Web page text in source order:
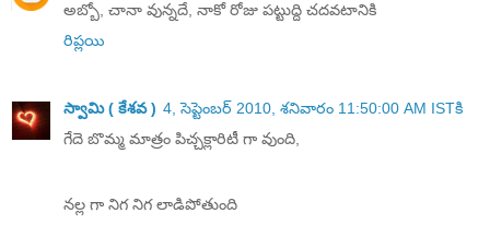
అబ్బో, చానా వున్నదే, నాకో రోజు పట్టుద్ది చదవటానికి
రిప్లయి
స్వామి ( కేశవ ) 4, సెప్టెంబర్ 2010, శనివారం 11:50:00 AM ISTకి
గేదె బొమ్మ మాత్రం పిచ్చక్లారిటీ గా వుంది,
నల్ల గా నిగ నిగ లాడిపోతుంది